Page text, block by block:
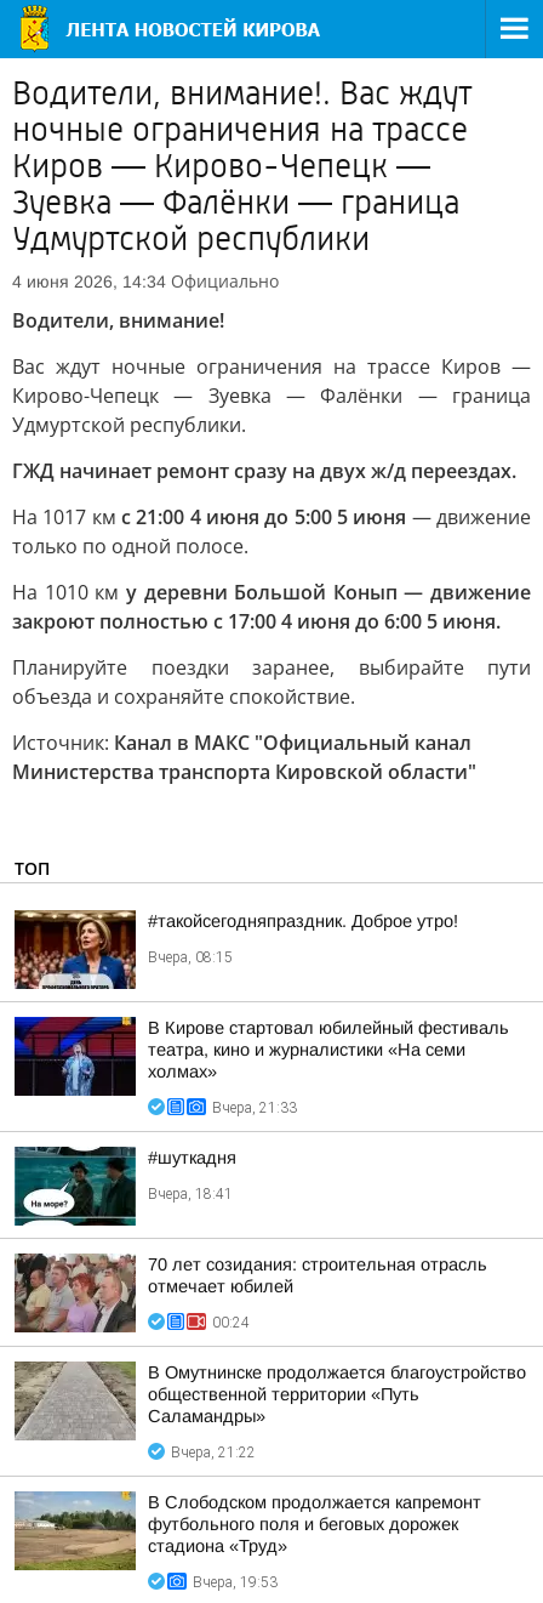
Водители, внимание!. Вас ждут
ночные ограничения на трассе
Киров — Кирово-Чепецк —
Зуевка — Фалёнки — граница
Удмуртской республики
4 июня 2026, 14:34 Официально
Водители, внимание!
Вас ждут ночные ограничения на трассе Киров —
Кирово-Чепецк — Зуевка — Фалёнки — граница
Удмуртской республики.
ГЖД начинает ремонт сразу на двух ж/д переездах.
На 1017 км с 21:00 4 июня до 5:00 5 июня — движение
только по одной полосе.
На 1010 км у деревни Большой Конып — движение
закроют полностью с 17:00 4 июня до 6:00 5 июня.
Планируйте поездки заранее, выбирайте пути
объезда и сохраняйте спокойствие.
Источник: Канал в МАКС "Официальный канал
Министерства транспорта Кировской области"
ТОП
#такойсегодняпраздник. Доброе утро!
Вчера, 08:15
В Кирове стартовал юбилейный фестиваль
театра, кино и журналистики «На семи
холмах»
Вчера, 21:33
#шуткадня
Вчера, 18:41
70 лет созидания: строительная отрасль
отмечает юбилей
00:24
В Омутнинске продолжается благоустройство
общественной территории «Путь
Саламандры»
Вчера, 21:22
В Слободском продолжается капремонт
футбольного поля и беговых дорожек
стадиона «Труд»
Вчера, 19:53